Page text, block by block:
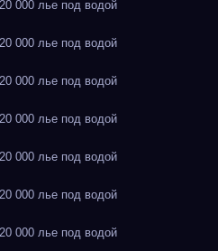
000 лье под водой
000 лье под водой
000 лье под водой
000 лье под водой
000 лье под водой
000 лье под водой
000 лье под водой